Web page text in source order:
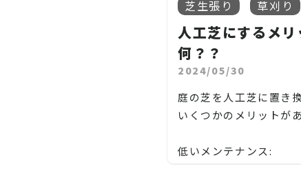
ガソリンや電動の草刈り機を使って
大規模な庭や草地を効率的に刈り取
方法です。ロータリー式やストリン
トリマーなどの機種があり、草地
態や使い勝手によって選択されます
除草剤の使用:
池田町、筑北村、生坂村、麻績村、
祖】長野県岡谷市
地域密着で伐採・抜根・剪定・草刈
などのお庭のこと、造園・植木屋を
探しなら当社にご相談ください！
当社では造園工事はもちろんのこ
で一気通貫で行っております。
芝生張り 草刈り
人工芝にするメリ
何？？
2024/05/30
庭の芝を人工芝に置き
いくつかのメリットが
低いメンテナンス: